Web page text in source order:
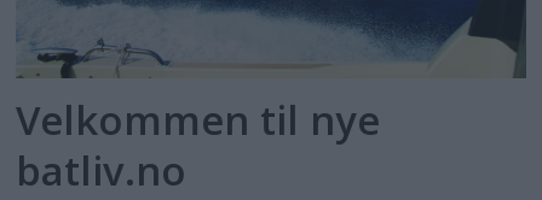
Velkommen til nye
batliv.no